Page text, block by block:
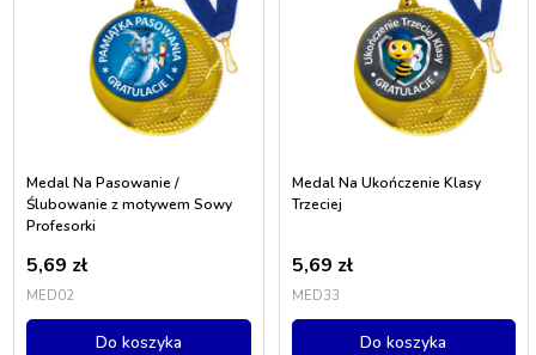
Medal Na Pasowanie /
Ślubowanie z motywem Sowy
Profesorki
5,69 zł
MED02
Do koszyka
Medal Na Ukończenie Klasy
Trzeciej
5,69 zł
MED33
Do koszyka